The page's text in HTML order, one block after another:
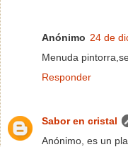
Anónimo 24 de
Menuda
Responder
Sabor en cristal
Anónimo, es un